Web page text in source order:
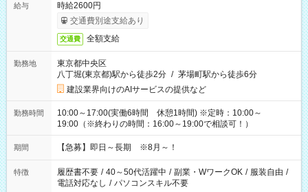
給与
時給2600円
交通費別途支給あり
交通費 全額支給
勤務地
東京都中央区
八丁堀(東京都)駅から徒歩2分 / 茅場町駅から徒歩6分
建設業界向けのAIサービスの提供など
勤務時間
10:00～17:00(実働6時間 休憩1時間) ※定時：10:00～
19:00（※終わりの時間：16:00～19:00で相談可！）
期間 【急募】即日～長期 ※8月～！
特徴 履歴書不要 / 40～50代活躍中 / 副業・WワークOK / 服装自由 /
電話対応なし / パソコンスキル不要